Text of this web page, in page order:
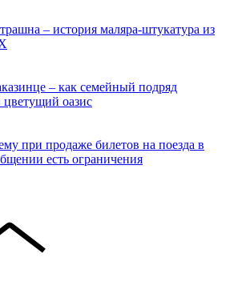
– история маляра-штукатура из
– как семейный подряд
оазис
при продаже билетов на поезда в
есть ограничения